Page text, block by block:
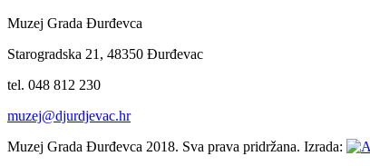
Muzej Grada Đurđevca
Starogradska 21, 48350 Đurđevac
tel. 048 812 230
muzej@djurdjevac.hr
Muzej Grada Đurđevca 2018. Sva prava pridržana. Izrada: